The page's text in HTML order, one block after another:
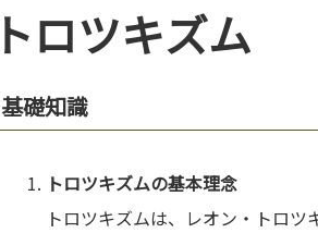
トロツキズム
基礎知識
トロツキズムの基本理念
トロツキズムは、レオン・トロツ